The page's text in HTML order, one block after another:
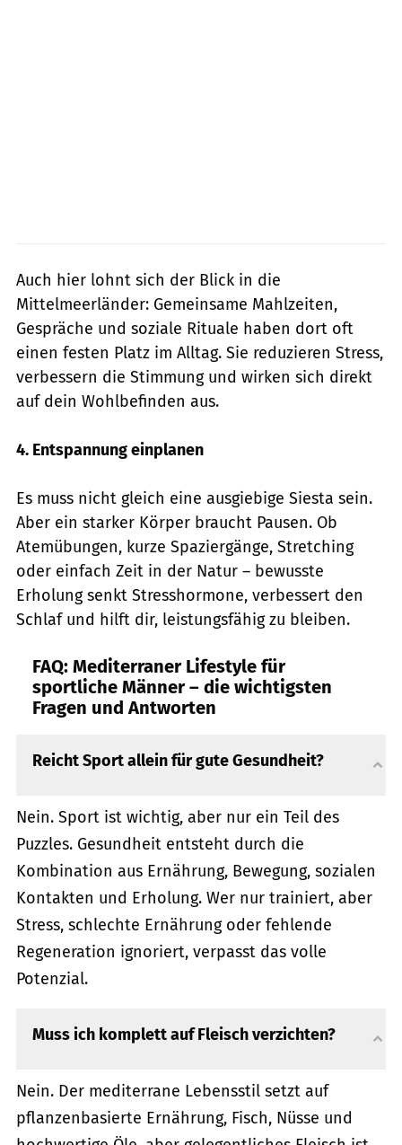
Auch hier lohnt sich der Blick in die
Mittelmeerländer: Gemeinsame Mahlzeiten,
Gespräche und soziale Rituale haben dort oft
einen festen Platz im Alltag. Sie reduzieren Stress,
verbessern die Stimmung und wirken sich direkt
auf dein Wohlbefinden aus.
4. Entspannung einplanen
Es muss nicht gleich eine ausgiebige Siesta sein.
Aber ein starker Körper braucht Pausen. Ob
Atemübungen, kurze Spaziergänge, Stretching
oder einfach Zeit in der Natur – bewusste
Erholung senkt Stresshormone, verbessert den
Schlaf und hilft dir, leistungsfähig zu bleiben.
FAQ: Mediterraner Lifestyle für
sportliche Männer – die wichtigsten
Fragen und Antworten
Reicht Sport allein für gute Gesundheit?
Nein. Sport ist wichtig, aber nur ein Teil des
Puzzles. Gesundheit entsteht durch die
Kombination aus Ernährung, Bewegung, sozialen
Kontakten und Erholung. Wer nur trainiert, aber
Stress, schlechte Ernährung oder fehlende
Regeneration ignoriert, verpasst das volle
Potenzial.
Muss ich komplett auf Fleisch verzichten?
Nein. Der mediterrane Lebensstil setzt auf
pflanzenbasierte Ernährung, Fisch, Nüsse und